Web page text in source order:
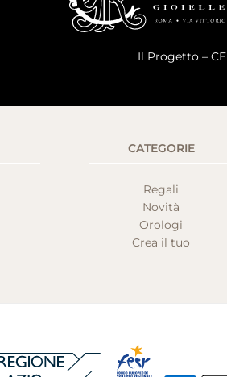
Il Progetto–CE
CATEGORIE
Regali
Novità
Orologi
Crea il tuo